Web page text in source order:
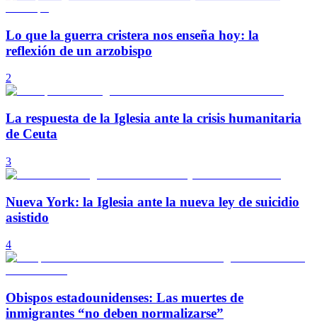
Lo que la guerra cristera nos enseña hoy: la
reflexión de un arzobispo
2
La respuesta de la Iglesia ante la crisis humanitaria
de Ceuta
3
Nueva York: la Iglesia ante la nueva ley de suicidio
asistido
4
Obispos estadounidenses: Las muertes de
inmigrantes “no deben normalizarse”